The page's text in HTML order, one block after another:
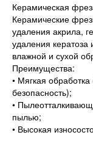
Керамическая
Керамические
удаления акрила,
удаления
влажной и сухой
Преимущества:
• Мягкая
безопасность);
•
пылью;
• Высокая